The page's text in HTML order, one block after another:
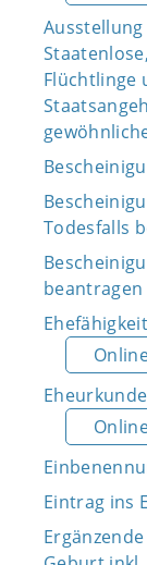
Flüchtlinge
Todesfalls
beantragen
Eintrag ins